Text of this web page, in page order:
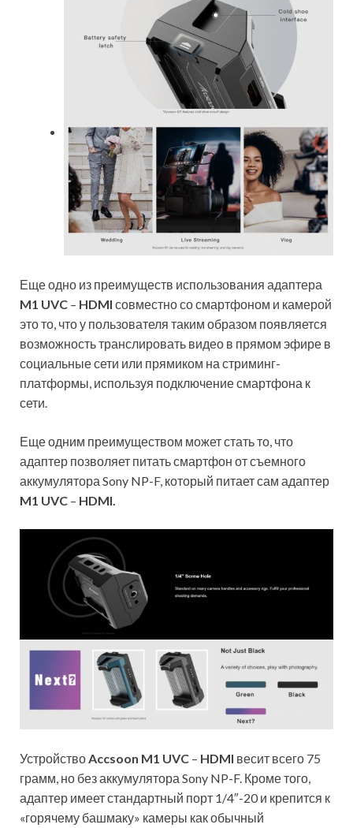
Еще одно из преимуществ использования адаптера
M1 UVC – HDMI совместно со смартфоном и камерой
это то, что у пользователя таким образом появляется
возможность транслировать видео в прямом эфире в
социальные сети или прямиком на стриминг-
платформы, используя подключение смартфона к
сети.
Еще одним преимуществом может стать то, что
адаптер позволяет питать смартфон от съемного
аккумулятора Sony NP-F, который питает сам адаптер
M1 UVC – HDMI.
Устройство Accsoon M1 UVC – HDMI весит всего 75
грамм, но без аккумулятора Sony NP-F. Кроме того,
адаптер имеет стандартный порт 1/4″-20 и крепится к
«горячему башмаку» камеры как обычный